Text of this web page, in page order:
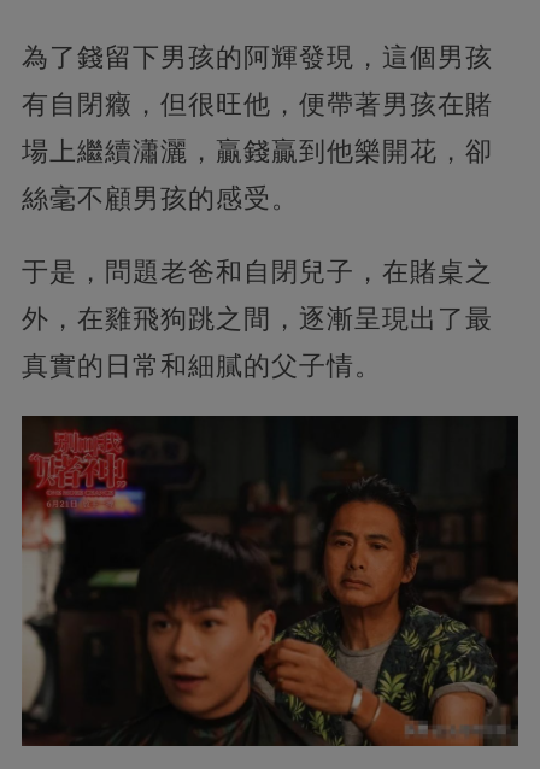
為了錢留下男孩的阿輝發現，這個男孩
有自閉癥，但很旺他，便帶著男孩在賭
場上繼續瀟灑，贏錢贏到他樂開花，卻
絲毫不顧男孩的感受。
于是，問題老爸和自閉兒子，在賭桌之
外，在雞飛狗跳之間，逐漸呈現出了最
真實的日常和細膩的父子情。